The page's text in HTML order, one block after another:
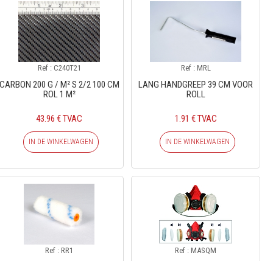
Ref : C240T21
200 G / M² S 2/2 100 CM
ROL 1 M²
43.96 € TVAC
IN DE WINKELWAGEN
Ref : MRL
LANG HANDGREEP 39 CM VOOR
ROLL
1.91 € TVAC
IN DE WINKELWAGEN
Ref : RR1 Ref : MASQM